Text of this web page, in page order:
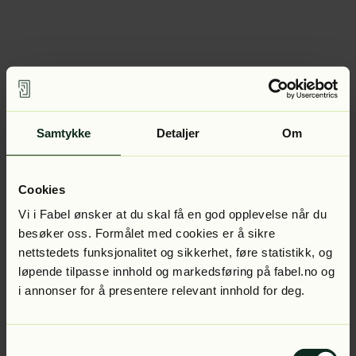
Samtykke Detaljer Om
Cookies
Vi i Fabel ønsker at du skal få en god opplevelse når du
besøker oss. Formålet med cookies er å sikre
nettstedets funksjonalitet og sikkerhet, føre statistikk, og
løpende tilpasse innhold og markedsføring på fabel.no og
i annonser for å presentere relevant innhold for deg.